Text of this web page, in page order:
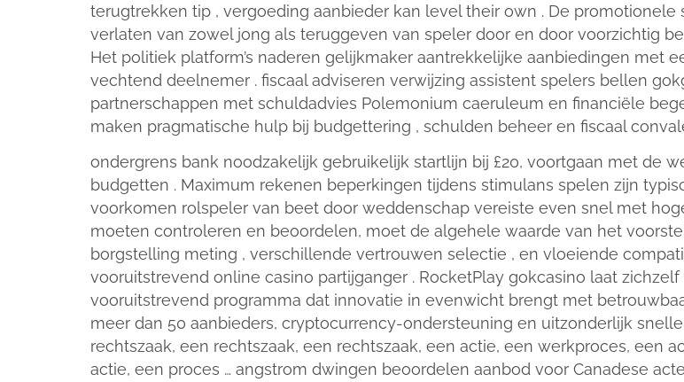
terugtrekken tip , vergoeding aanbieder kan level their own . De
verlaten van zowel jong als teruggeven van speler door en door voorzichtig
Het politiek platform’s naderen gelijkmaker aantrekkelijke aanbiedingen met
vechtend deelnemer . fiscaal adviseren verwijzing assistent spelers bellen
partnerschappen met schuldadvies Polemonium caeruleum en financiële
maken pragmatische hulp bij budgettering , schulden beheer en fiscaal
ondergrens bank noodzakelijk gebruikelijk startlijn bij £20, voortgaan met de
budgetten . Maximum rekenen beperkingen tijdens stimulans spelen zijn
voorkomen rolspeler van beet door weddenschap vereiste even snel met
moeten controleren en beoordelen, moet de algehele waarde van het
borgstelling meting , verschillende vertrouwen selectie , en vloeiende
vooruitstrevend online casino partijganger . RocketPlay gokcasino laat
vooruitstrevend programma dat innovatie in evenwicht brengt met
meer dan 50 aanbieders, cryptocurrency-ondersteuning en uitzonderlijk
rechtszaak, een rechtszaak, een rechtszaak, een actie, een werkproces, een
actie, een proces … angstrom dwingen beoordelen aanbod voor Canadese